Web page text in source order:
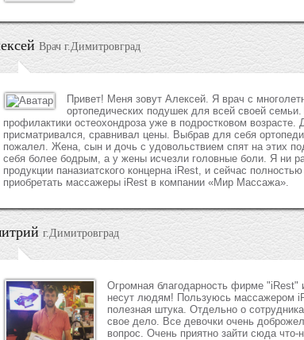
Врач г.Димитровград
Привет! Меня зовут Алексей. Я врач с
ортопедических подушек для всей своей
профилактики остеохондроза уже в подростковом
присматривался, сравнивал цены. Выбрав для себя
пожалел. Жена, сын и дочь с удовольствием спят на этих
себя более бодрым, а у жены исчезли головные боли. Я ни
продукции паназиатского концерна iRest, и сейчас
приобретать массажеры iRest в компании «Мир Массажа».
г.Димитровград
Огромная благодарность фирме "iRest"
несут людям! Пользуюсь массажером
полезная штука. Отдельно о
свое дело. Все девочки очень
вопрос. Очень приятно зайти сюда